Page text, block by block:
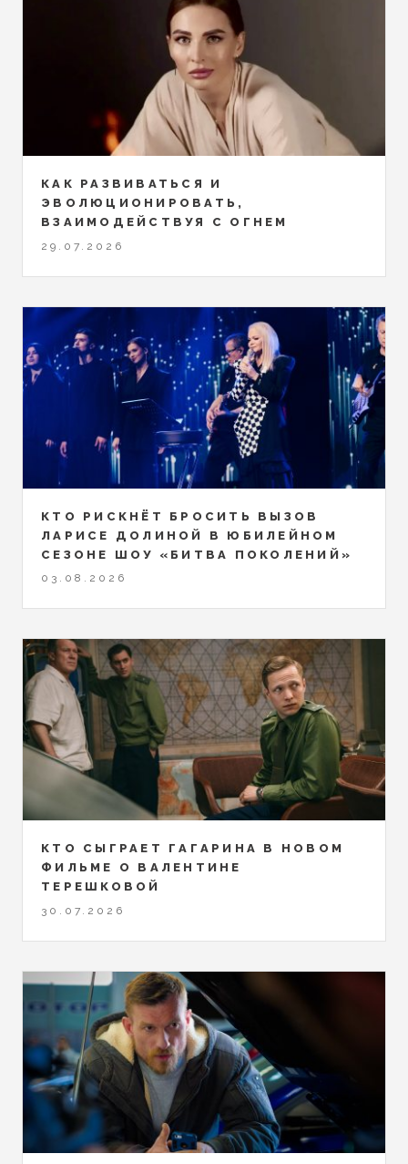
КАК РАЗВИВАТЬСЯ И
ЭВОЛЮЦИОНИРОВАТЬ,
ВЗАИМОДЕЙСТВУЯ С ОГНЕМ
29.07.2026
КТО РИСКНЁТ БРОСИТЬ ВЫЗОВ
ЛАРИСЕ ДОЛИНОЙ В ЮБИЛЕЙНОМ
СЕЗОНЕ ШОУ «БИТВА ПОКОЛЕНИЙ»
03.08.2026
КТО СЫГРАЕТ ГАГАРИНА В НОВОМ
ФИЛЬМЕ О ВАЛЕНТИНЕ
ТЕРЕШКОВОЙ
30.07.2026